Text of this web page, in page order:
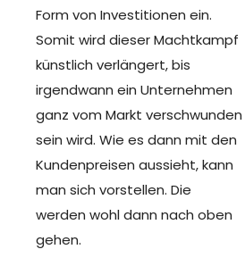
Form von Investitionen ein.
Somit wird dieser Machtkampf
künstlich verlängert, bis
irgendwann ein Unternehmen
ganz vom Markt verschwunden
sein wird. Wie es dann mit den
Kundenpreisen aussieht, kann
man sich vorstellen. Die
werden wohl dann nach oben
gehen.